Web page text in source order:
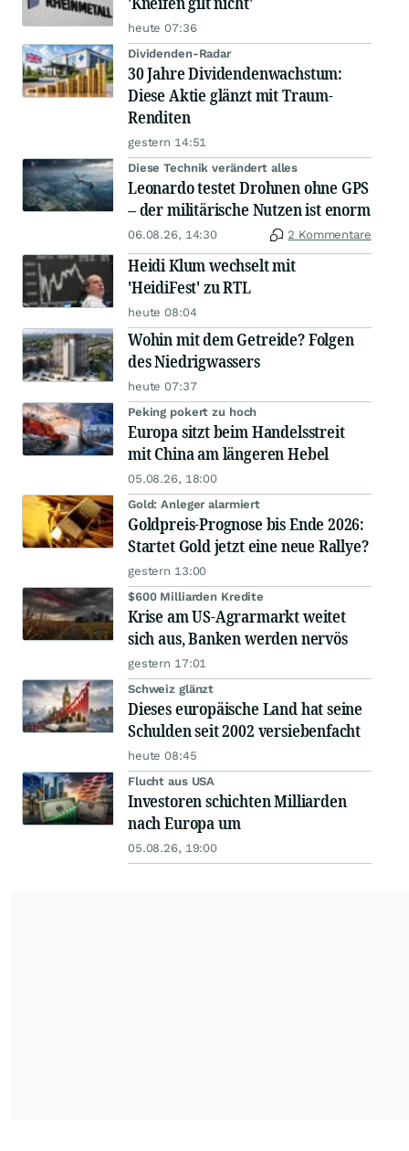
heute 07:36
Dividenden-Radar
30 Jahre Dividendenwachstum:
Diese Aktie glänzt mit Traum-
Renditen
gestern 14:51
Diese Technik verändert alles
Leonardo testet Drohnen ohne GPS
– der militärische Nutzen ist enorm
06.08.26, 14:30 2 Kommentare
Heidi Klum wechselt mit
'HeidiFest' zu RTL
heute 08:04
Wohin mit dem Getreide? Folgen
des Niedrigwassers
heute 07:37
Peking pokert zu hoch
Europa sitzt beim Handelsstreit
mit China am längeren Hebel
05.08.26, 18:00
Gold: Anleger alarmiert
Goldpreis-Prognose bis Ende 2026:
Startet Gold jetzt eine neue Rallye?
gestern 13:00
$600 Milliarden Kredite
Krise am US-Agrarmarkt weitet
sich aus, Banken werden nervös
gestern 17:01
Schweiz glänzt
Dieses europäische Land hat seine
Schulden seit 2002 versiebenfacht
heute 08:45
Flucht aus USA
Investoren schichten Milliarden
nach Europa um
05.08.26, 19:00